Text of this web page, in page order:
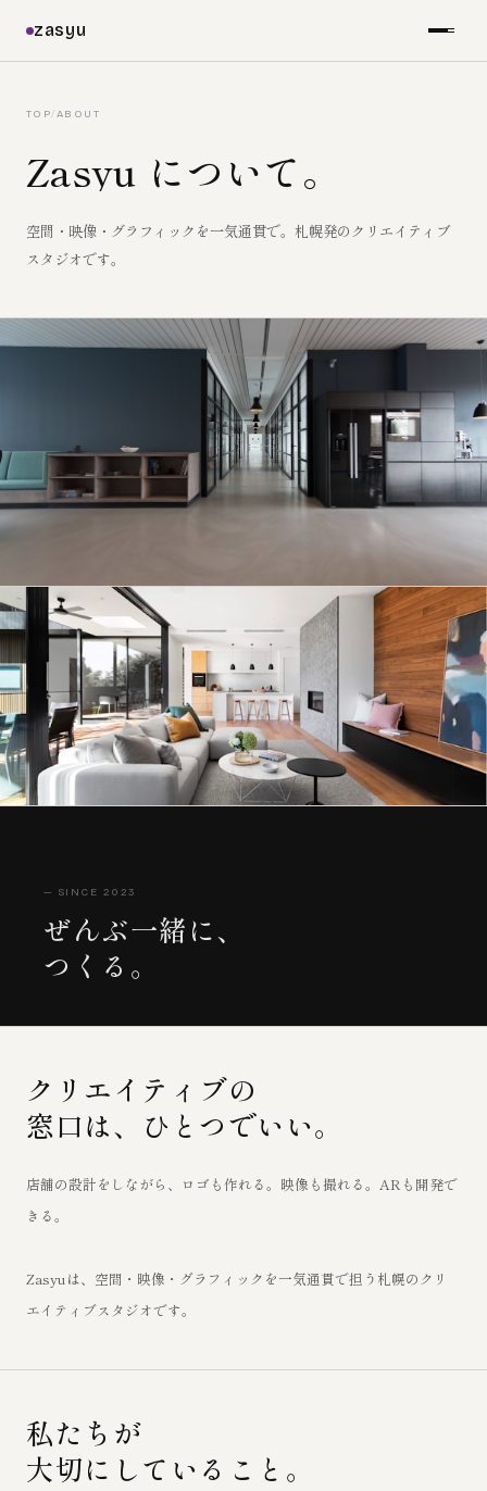
zasyu
TOP/ABOUT
Zasyu について。
空間・映像・グラフィックを一気通貫で。札幌発のクリエイティブ
スタジオです。
— SINCE 2023
ぜんぶ一緒に、
つくる。
クリエイティブの
窓口は、ひとつでいい。
店舗の設計をしながら、ロゴも作れる。映像も撮れる。ARも開発で
きる。
Zasyuは、空間・映像・グラフィックを一気通貫で担う札幌のクリ
エイティブスタジオです。
私たちが
大切にしていること。